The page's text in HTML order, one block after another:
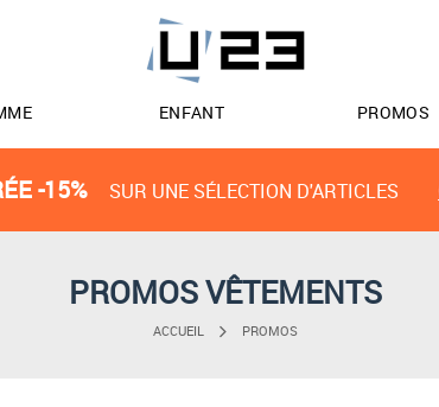
ENFANT PROMOS
-15% SUR UNE SÉLECTION D'ARTICLES
PROMOS VÊTEMENTS
ACCUEIL PROMOS